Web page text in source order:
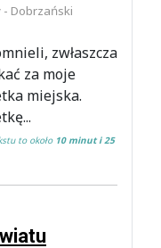
- Dobrzański
zwłaszcza
za moje
miejska.
to około 10 minut i 25